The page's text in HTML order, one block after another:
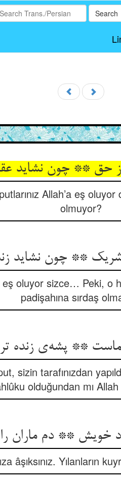
Search
حق ** چون نشاید
Allah’a eş
olmuyor?
** چون نشاید
eş oluyor sizce… Peki, o
padişahına sırdaş
** پشه‌ی زنده
sizin tarafınızdan
olduğundan mı Allah
خویش ** دم ماران
âşıksınız. Yılanların